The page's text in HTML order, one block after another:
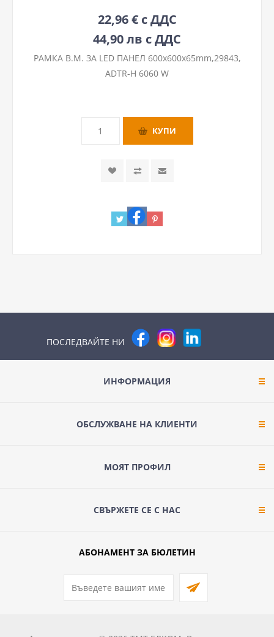
22,96 € с ДДС
44,90 лв с ДДС
РАМКА В.М. ЗА LED ПАНЕЛ 600х600х65mm,29843,
ADTR-H 6060 W
ПОСЛЕДВАЙТЕ НИ
ИНФОРМАЦИЯ
ОБСЛУЖВАНЕ НА КЛИЕНТИ
МОЯТ ПРОФИЛ
СВЪРЖЕТЕ СЕ С НАС
АБОНАМЕНТ ЗА БЮЛЕТИН